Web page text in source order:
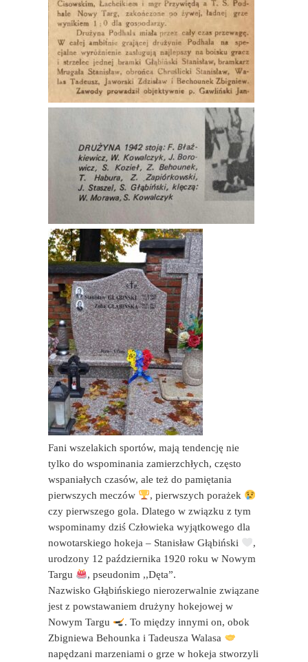
Fani wszelakich sportów, mają tendencję nie
tylko do wspominania zamierzchłych, często
wspaniałych czasów, ale też do pamiętania
pierwszych meczów
, pierwszych porażek
czy pierwszego gola. Dlatego w związku z tym
wspominamy dziś Człowieka wyjątkowego dla
nowotarskiego hokeja – Stanisław Głąbiński
,
urodzony 12 października 1920 roku w Nowym
Targu
, pseudonim ,,Dęta”.
Nazwisko Głąbińskiego nierozerwalnie związane
jest z powstawaniem drużyny hokejowej w
Nowym Targu
. To między innymi on, obok
Zbigniewa Behounka i Tadeusza Walasa
napędzani marzeniami o grze w hokeja stworzyli